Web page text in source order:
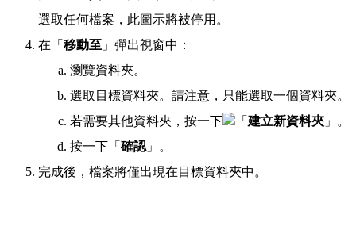
選取任何檔案，此圖示將被停用。
在「 移動至 」彈出視窗中：
瀏覽資料夾。
選取目標資料夾。請注意，只能選取一個資料夾。
若需要其他資料夾，按一下
「 建立新資料夾 」。
按一下「 確認」。
完成後，檔案將僅出現在目標資料夾中。